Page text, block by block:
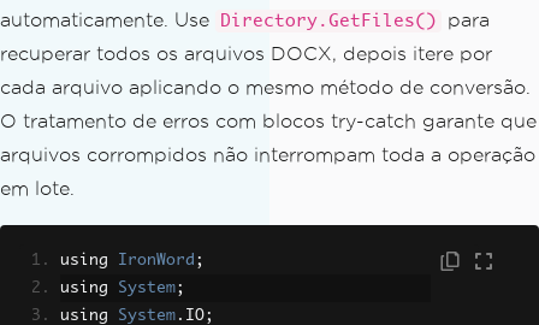
automaticamente. Use
Directory.GetFiles()
para
recuperar todos os arquivos DOCX, depois itere por
cada arquivo aplicando o mesmo método de conversão.
O tratamento de erros com blocos try-catch garante que
arquivos corrompidos não interrompam toda a operação
em lote.
using IronWord ;
using System;
using System . IO;